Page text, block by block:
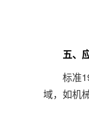
五、应
标准19
域，如机